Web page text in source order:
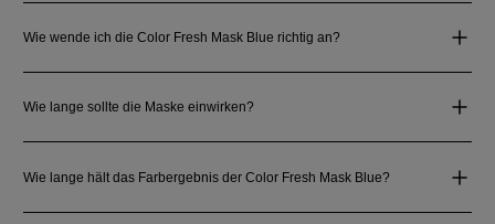
Wie wende ich die Color Fresh Mask Blue richtig an?
Wie lange sollte die Maske einwirken?
Wie lange hält das Farbergebnis der Color Fresh Mask Blue?